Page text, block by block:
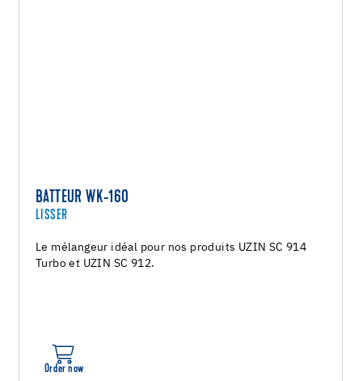
BATTEUR WK-160
LISSER
Le mélangeur idéal pour nos produits UZIN SC 914
Turbo et UZIN SC 912.
Order now